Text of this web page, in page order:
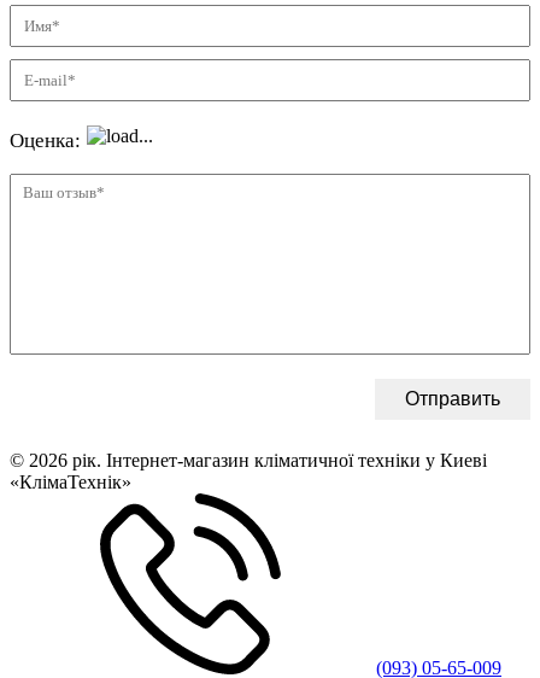
© 2026 рік. Інтернет-магазин кліматичної техніки у Киеві
«КлімаТехнік»
(093) 05-65-009